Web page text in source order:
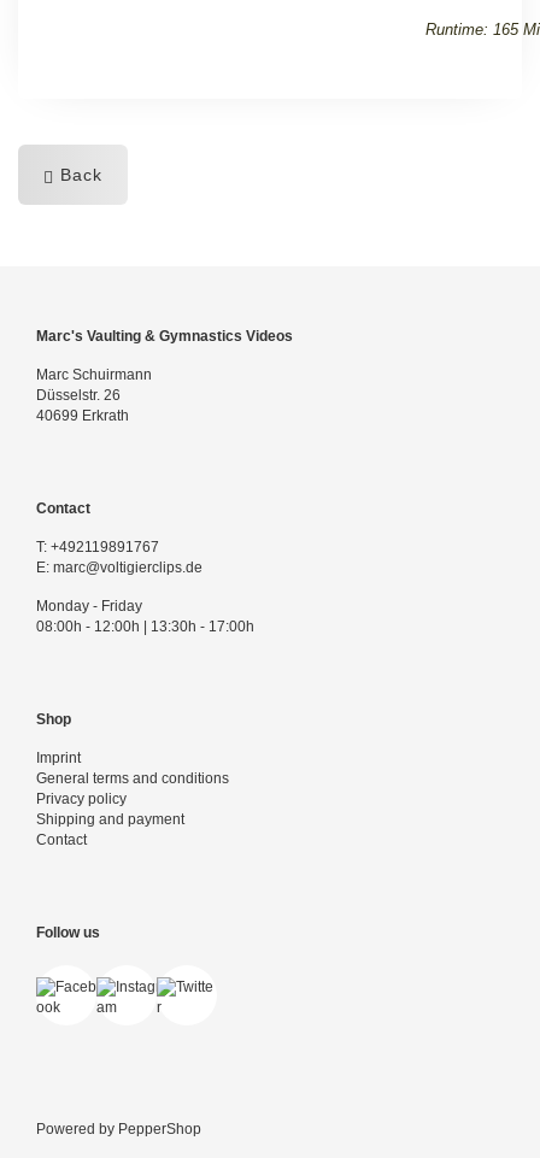
Runtime: 165
Back
Marc's Vaulting & Gymnastics Videos
Marc Schuirmann
Düsselstr. 26
40699 Erkrath
Contact
T: +492119891767
E: marc@voltigierclips.de
Monday - Friday
08:00h - 12:00h | 13:30h - 17:00h
Shop
Imprint
General terms and conditions
Privacy policy
Shipping and payment
Contact
Follow us
Powered by PepperShop